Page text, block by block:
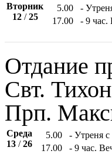
Вторник
12/25
5.00
-
17.00
- 9
Отдание
Свт.
Прп.
Среда
13 /26
5.00
- Утреня
17.00
- 9 час.